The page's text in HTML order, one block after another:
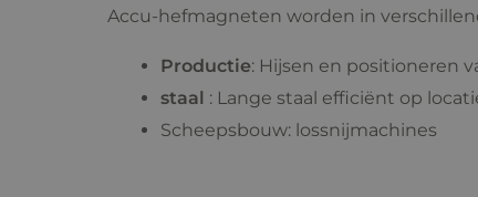
Accu-hefmagneten worden in
Productie: Hijsen en positioneren
staal : Lange staal efficiënt op
Scheepsbouw: lossnijmachines